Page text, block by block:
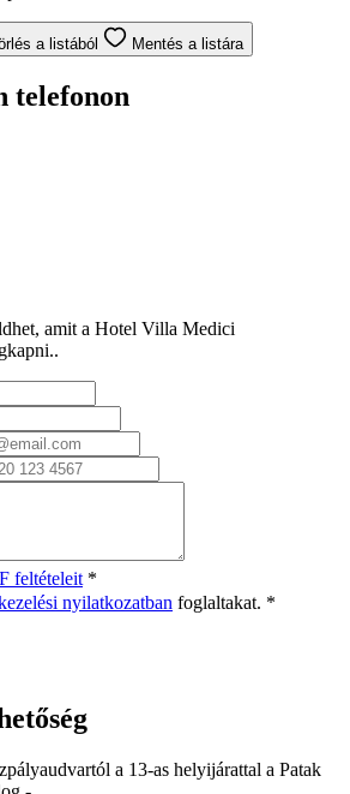
a listából Mentés a listára
telefonon
amit a Hotel Villa Medici
feltételeit *
nyilatkozatban foglaltakat. *
a 13-as helyijárattal a Patak